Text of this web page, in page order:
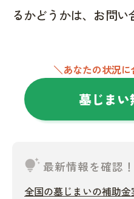
るかどうかは、お問い
＼あなたの状況
墓じまい
tips_and_updates 最新情報を確認！
全国の墓じまいの補助